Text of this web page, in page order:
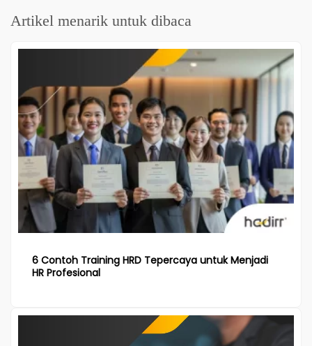
Artikel menarik untuk dibaca
6 Contoh Training HRD Tepercaya untuk Menjadi
HR Profesional